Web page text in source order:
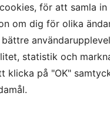
805200-
BASKET,
C850/
för att samla in
om dig för olika
statistik och
klicka på "OK"